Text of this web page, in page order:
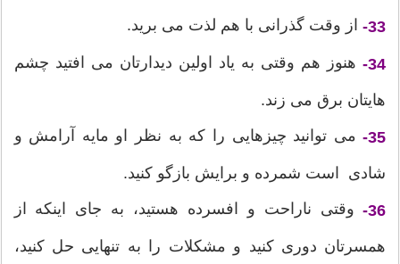
33- از وقت گذرانی با هم لذت می برید.
34- هنوز هم وقتی به یاد اولین دیدارتان می افتید چشم
هایتان برق می زند.
35- می توانید چیزهایی را که به نظر او مایه آرامش و
شادی است شمرده و برایش بازگو کنید.
36- وقتی ناراحت و افسرده هستید، به جای اینکه از
همسرتان دوری کنید و مشکلات را به تنهایی حل کنید،